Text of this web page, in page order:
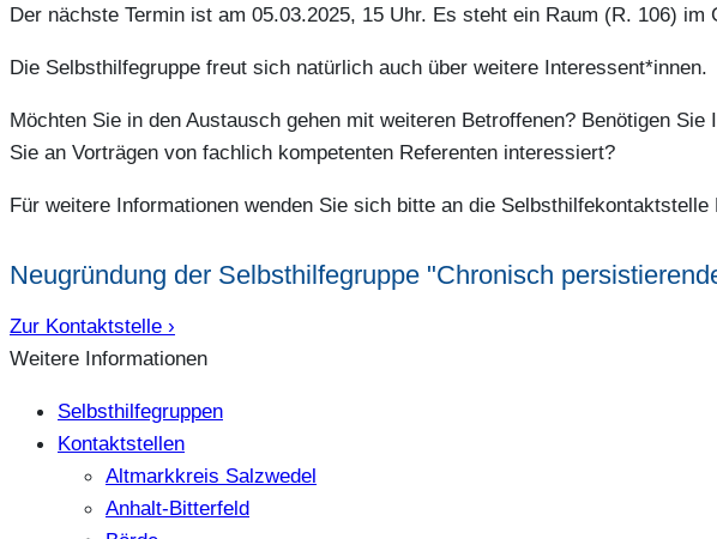
Der nächste Termin ist am 05.03.2025, 15 Uhr. Es steht ein Raum (R. 106)
Die Selbsthilfegruppe freut sich natürlich auch über weitere Interessent*innen.
Möchten Sie in den Austausch gehen mit weiteren Betroffenen? Benötigen
Sie an Vorträgen von fachlich kompetenten Referenten interessiert?
Für weitere Informationen wenden Sie sich bitte an die
Neugründung der Selbsthilfegruppe "Chronisch
Zur Kontaktstelle ›
Weitere Informationen
Selbsthilfegruppen
Kontaktstellen
Altmarkkreis Salzwedel
Anhalt-Bitterfeld